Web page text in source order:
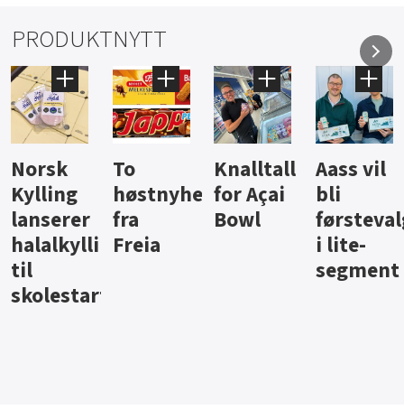
PRODUKTNYTT
Knalltall
for Açai
Bowl
Aass vil
bli
førstevalg
i lite-
Brus og
jus fra
Berentsen
Hard
iste fra
Hansa